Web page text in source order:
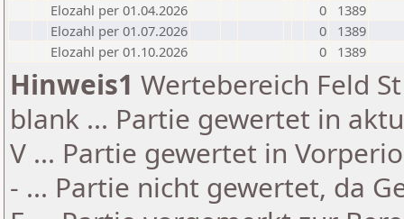
Elozahl per 01.04.2026
0
1389
Elozahl per 01.07.2026
0
1389
Elozahl per 01.10.2026
0 1389
Hinweis1 Wertebereich Feld
blank ... Partie gewertet in
V ... Partie gewertet in
- ... Partie nicht gewertet, da